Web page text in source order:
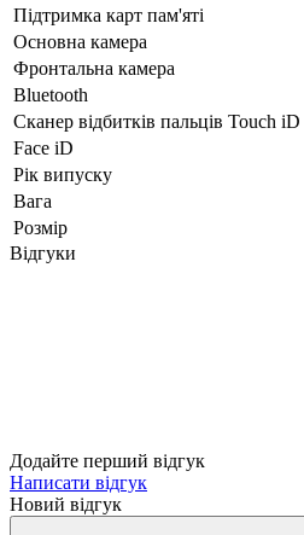
Підтримка карт пам'яті
Основна камера
Фронтальна камера
Bluetooth
Сканер відбитків пальців Touch iD
Face iD
Рік випуску
Вага
Розмір
Відгуки
Додайте перший відгук
Написати відгук
Новий відгук